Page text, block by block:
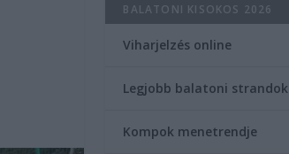
BALATONI KISOKOS 2026
Viharjelzés online
Legjobb balatoni strandok
Kompok menetrendje